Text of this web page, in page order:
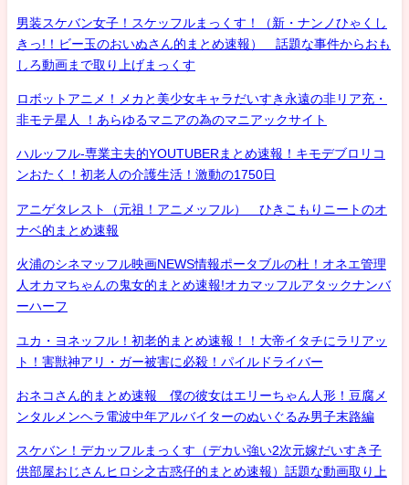
男装スケバン女子！スケッフルまっくす！（新・ナンノひゃくし
きっ!！ビー玉のおいぬさん的まとめ速報） 話題な事件からおも
しろ動画まで取り上げまっくす
ロボットアニメ！メカと美少女キャラだいすき永遠の非リア充・
非モテ星人 ！あらゆるマニアの為のマニアックサイト
ハルッフル-専業主夫的YOUTUBERまとめ速報！キモデブロリコ
ンおたく！初老人の介護生活！激動の1750日
アニゲタレスト（元祖！アニメッフル） ひきこもりニートのオ
ナベ的まとめ速報
火浦のシネマッフル映画NEWS情報ポータブルの杜！オネエ管理
人オカマちゃんの鬼女的まとめ速報!オカマッフルアタックナンバ
ーハーフ
ユカ・ヨネッフル！初老的まとめ速報！！大帝イタチにラリアッ
ト！害獣神アリ・ガー被害に必殺！パイルドライバー
おネコさん的まとめ速報 僕の彼女はエリーちゃん人形！豆腐メ
ンタルメンヘラ電波中年アルバイターのぬいぐるみ男子末路編
スケバン！デカッフルまっくす（デカい強い2次元嫁だいすき子
供部屋おじさんヒロシ之古惑仔的まとめ速報）話題な動画取り上